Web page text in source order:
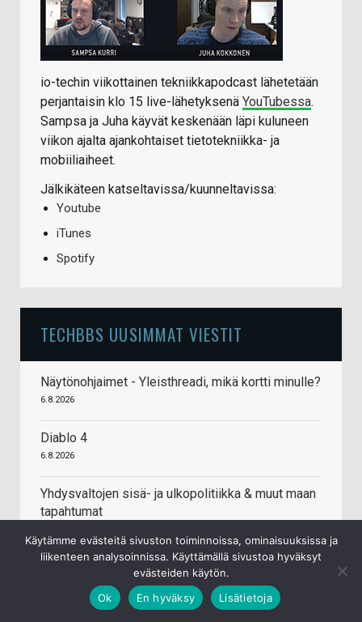
io-techin viikottainen tekniikkapodcast lähetetään
perjantaisin klo 15 live-lähetyksenä YouTubessa.
Sampsa ja Juha käyvät keskenään läpi kuluneen
viikon ajalta ajankohtaiset tietotekniikka- ja
mobiiliaiheet.
Jälkikäteen katseltavissa/kuunneltavissa:
Youtube
iTunes
Spotify
TECHBBS UUSIMMAT VIESTIT
Näytönohjaimet - Yleisthreadi, mikä kortti minulle?
6.8.2026
Diablo 4
6.8.2026
Yhdysvaltojen sisä- ja ulkopolitiikka & muut maan
tapahtumat
Yhdysvaltain 45. ja 47. presidentti Donald J.
Käytämme evästeitä sivuston toiminnoissa, ominaisuuksissa ja
liikenteen analysoinnissa. Käyttämällä sivustoa hyväksyt
evästeiden käytön.
Ok
En hyväksy Lisätietoja